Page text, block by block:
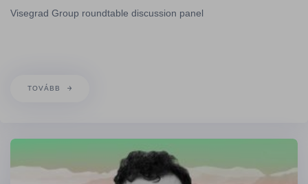
Visegrad Group roundtable discussion panel
TOVÁBB